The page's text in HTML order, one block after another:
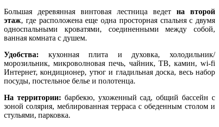
Большая деревянная винтовая лестница ведет на второй
этаж, где расположена еще одна просторная спальня с двумя
односпальными кроватями, соединенными между собой,
ванная комната с душем.
Удобства: кухонная плита и духовка, холодильник/
морозильник, микроволновая печь, чайник, ТВ, камин, wi-fi
Интернет, кондиционер, утюг и гладильная доска, весь набор
посуды, постельное белье и полотенца.
На территории: барбекю, ухоженный сад, общий бассейн с
зоной солярия, меблированная терраса с обеденным столом и
стульями, парковка.